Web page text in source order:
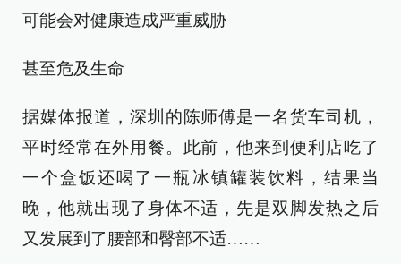
可能会对健康造成严重威胁
甚至危及生命
据媒体报道，深圳的陈师傅是一名货车司机，
平时经常在外用餐。此前，他来到便利店吃了
一个盒饭还喝了一瓶冰镇罐装饮料，结果当
晚，他就出现了身体不适，先是双脚发热之后
又发展到了腰部和臀部不适……